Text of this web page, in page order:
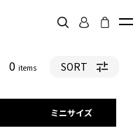
0 items SORT
ミニサイズ